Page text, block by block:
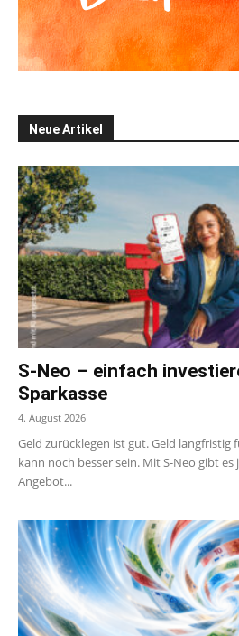
Neue Artikel
S-Neo – einfach
Sparkasse
4. August 2026
Geld zurücklegen ist gut. Geld langfristig
kann noch besser sein. Mit S-Neo gibt
Angebot...